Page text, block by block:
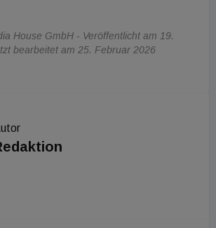
House GmbH - Veröffentlicht am 19.
bearbeitet am 25. Februar 2026